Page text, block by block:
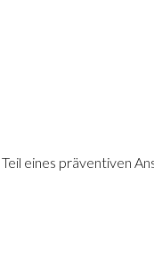
eines präventiven